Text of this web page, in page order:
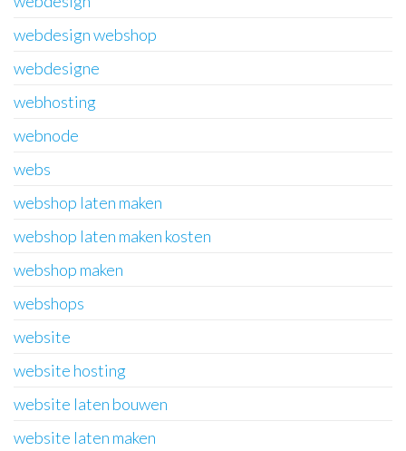
webdesign webshop
webdesigne
webhosting
webnode
webs
webshop laten maken
webshop laten maken kosten
webshop maken
webshops
website
website hosting
website laten bouwen
website laten maken